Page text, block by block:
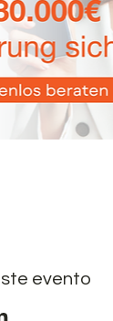
evento